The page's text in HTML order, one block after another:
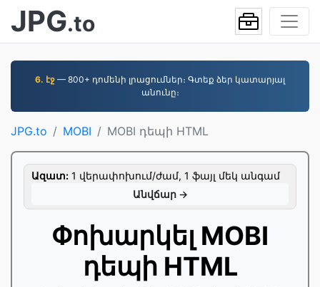
JPG.to
6. էջ — 800+ դոմենի լրացումներ։ Գտեք ձեր կատարյալ
անունը։
JPG.to MOBI MOBI դեպի HTML
Ազատ: 1 վերափոխում/ժամ, 1 ֆայլ մեկ անգամ
Անվճար →
Փոխարկել MOBI
դեպի HTML